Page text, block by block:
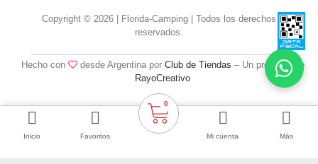
Inicio Favoritos
0
Mi cuenta Más
Copyright © 2026 | Florida-Camping | Todos los derechos
reservados.
Hecho con desde Argentina por Club de Tiendas – Un producto de
RayoCreativo